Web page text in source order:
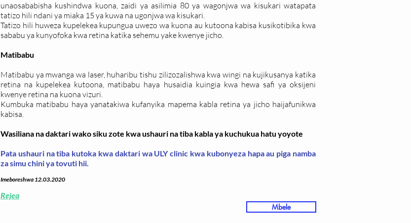
unaosababisha kushindwa kuona, zaidi ya asilimia 80 ya wagonjwa wa kisukari watapata
tatizo hili ndani ya miaka 15 ya kuwa na ugonjwa wa kisukari.
Tatizo hili huweza kupelekea kupungua uwezo wa kuona au kutoona kabisa kusikotibika kwa
sababu ya kunyofoka kwa retina katika sehemu yake kwenye jicho.
Matibabu
Matibabu ya mwanga wa laser, huharibu tishu zilizozalishwa kwa wingi na kujikusanya katika
retina na kupelekea kutoona, matibabu haya husaidia kuingia kwa hewa safi ya oksijeni
kwenye retina na kuona vizuri.
Kumbuka matibabu haya yanatakiwa kufanyika mapema kabla retina ya jicho haijafunikwa
kabisa.
Wasiliana na daktari wako siku zote kwa ushauri na tiba kabla ya kuchukua hatu yoyote
Pata ushauri na tiba kutoka kwa daktari wa ULY clinic kwa kubonyeza hapa au piga namba
za simu chini ya tovuti hii.
Imeboreshwa 12.03.2020
Rejea
Mbele